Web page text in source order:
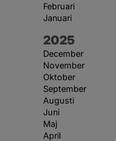
Februari
Januari
År:
2025
December
November
Oktober
September
Augusti
Juni
Maj
April